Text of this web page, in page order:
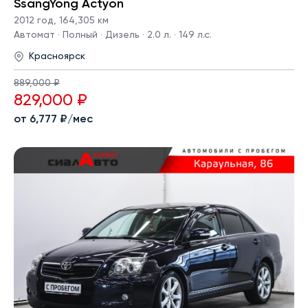
SsangYong Actyon
2012 год, 164,305 км
Автомат · Полный · Дизель · 2.0 л. · 149 л.с.
Красноярск
889,000 ₽
829,000 ₽
от 6,777 ₽/мес